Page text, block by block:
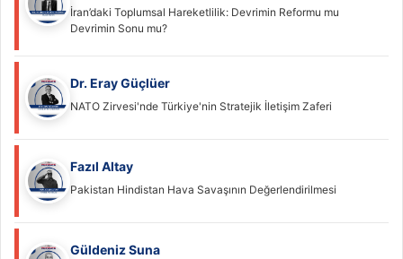
İran’daki Toplumsal Hareketlilik: Devrimin Reformu mu
Devrimin Sonu mu?
Dr. Eray Güçlüer
NATO Zirvesi'nde Türkiye'nin Stratejik İletişim Zaferi
Fazıl Altay
Pakistan Hindistan Hava Savaşının Değerlendirilmesi
Güldeniz Suna